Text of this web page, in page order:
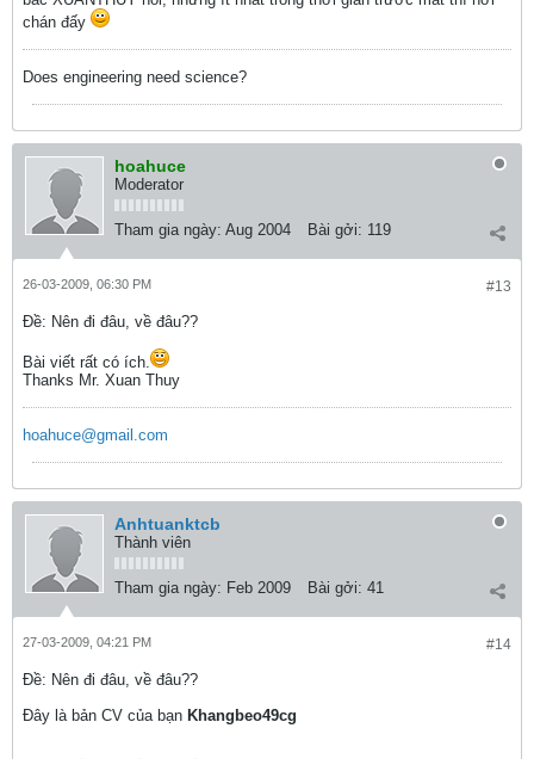
chán đấy
Does engineering need science?
hoahuce
Moderator
Tham gia ngày: Aug 2004 Bài gởi: 119
#13
26-03-2009, 06:30 PM
Ðề: Nên đi đâu, về đâu??
Bài viết rất có ích.
Thanks Mr. Xuan Thuy
hoahuce@gmail.com
Anhtuanktcb
Thành viên
Tham gia ngày: Feb 2009 Bài gởi: 41
#14
27-03-2009, 04:21 PM
Ðề: Nên đi đâu, về đâu??
Đây là bản CV của bạn Khangbeo49cg